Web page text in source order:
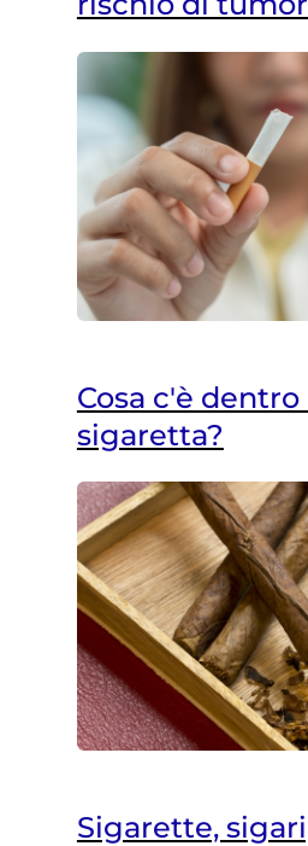
Cosa c'è dentro
sigaretta?
Sigarette,